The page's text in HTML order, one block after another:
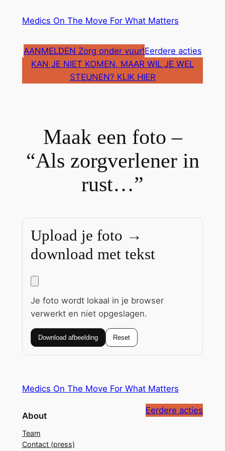
inhoud
Medics On The Move For What Matters
AANMELDEN Zorg onder vuur!Eerdere acties
KAN JE NIET KOMEN, MAAR WIL JE WEL
STEUNEN? KLIK HIER
Maak een foto –
“Als zorgverlener in
rust…”
Upload je foto →
download met tekst
Je foto wordt lokaal in je browser
verwerkt en niet opgeslagen.
Download afbeelding Reset
Medics On The Move For What Matters
About
Team
Contact (press)
Eerdere acties